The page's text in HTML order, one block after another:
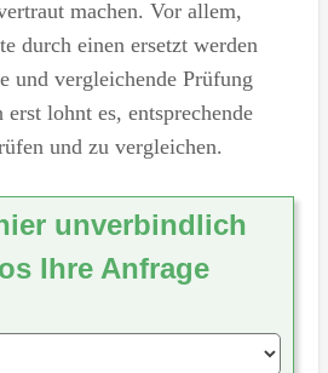
machen. Vor allem,
durch einen ersetzt werden
und vergleichende Prüfung
lohnt es, entsprechende
und zu vergleichen.
unverbindlich
Ihre Anfrage